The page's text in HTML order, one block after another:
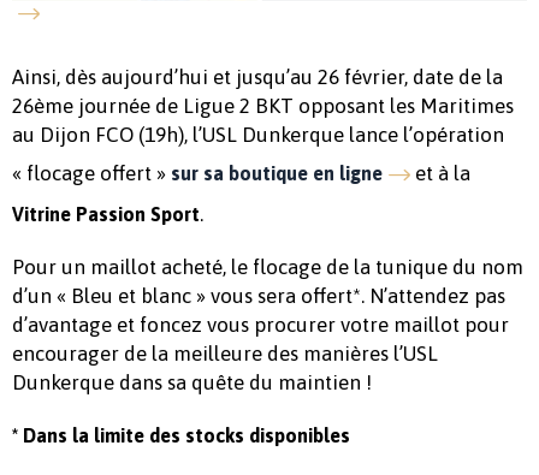
Ainsi, dès aujourd’hui et jusqu’au 26 février, date de la
26ème journée de Ligue 2 BKT opposant les Maritimes
au Dijon FCO (19h), l’USL Dunkerque lance l’opération
« flocage offert » sur sa boutique en ligne et à la
Vitrine Passion Sport.
Pour un maillot acheté, le flocage de la tunique du nom
d’un « Bleu et blanc » vous sera offert*. N’attendez pas
d’avantage et foncez vous procurer votre maillot pour
encourager de la meilleure des manières l’USL
Dunkerque dans sa quête du maintien !
* Dans la limite des stocks disponibles